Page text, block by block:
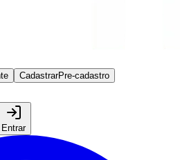
CadastrarPre-cadastro
Entrar